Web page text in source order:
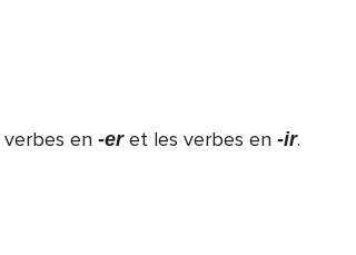
verbes en -eret les verbes en -ir.